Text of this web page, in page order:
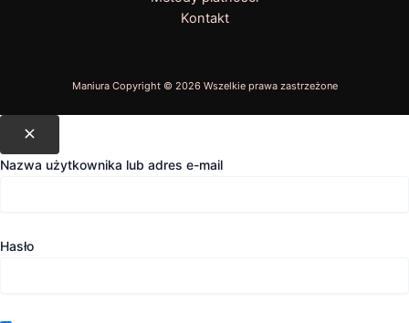
Kontakt
Nazwa użytkownika lub adres e-mail
Hasło